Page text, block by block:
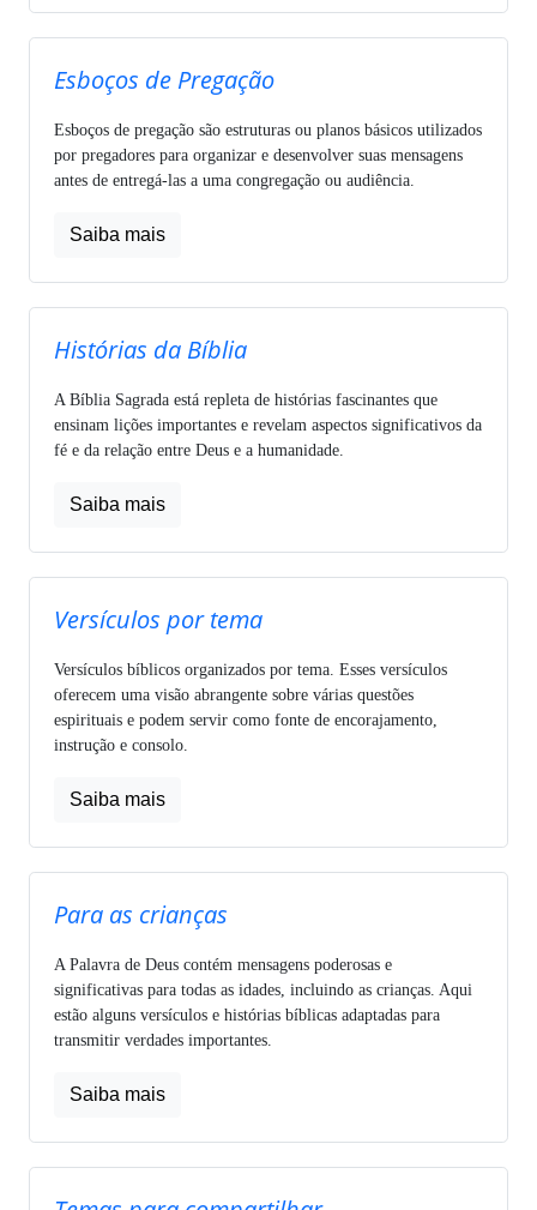
Esboços de Pregação
Esboços de pregação são estruturas ou planos básicos utilizados
por pregadores para organizar e desenvolver suas mensagens
antes de entregá-las a uma congregação ou audiência.
Saiba mais
Histórias da Bíblia
A Bíblia Sagrada está repleta de histórias fascinantes que
ensinam lições importantes e revelam aspectos significativos da
fé e da relação entre Deus e a humanidade.
Saiba mais
Versículos por tema
Versículos bíblicos organizados por tema. Esses versículos
oferecem uma visão abrangente sobre várias questões
espirituais e podem servir como fonte de encorajamento,
instrução e consolo.
Saiba mais
Para as crianças
A Palavra de Deus contém mensagens poderosas e
significativas para todas as idades, incluindo as crianças. Aqui
estão alguns versículos e histórias bíblicas adaptadas para
transmitir verdades importantes.
Saiba mais